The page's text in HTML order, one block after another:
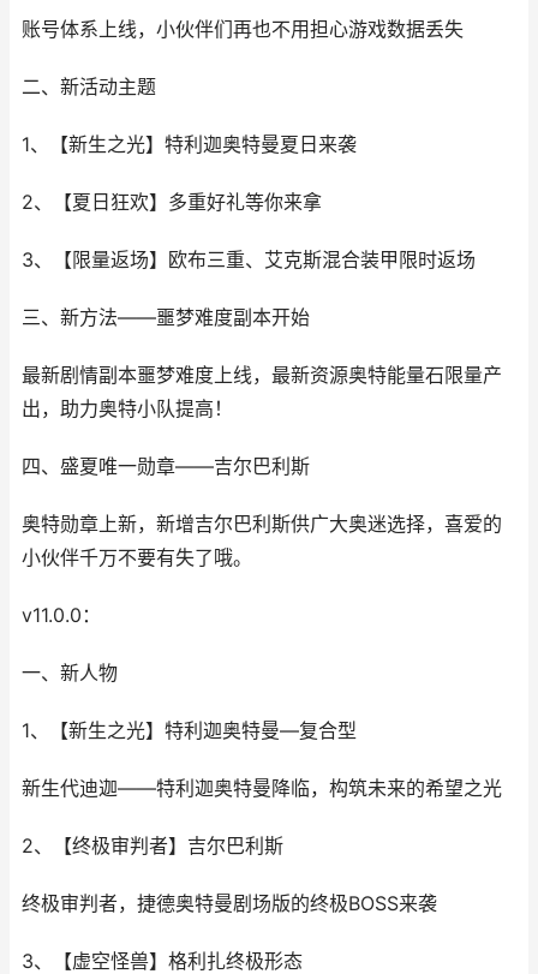
账号体系上线，小伙伴们再也不用担心游戏数据丢失
二、新活动主题
1、【新生之光】特利迦奥特曼夏日来袭
2、【夏日狂欢】多重好礼等你来拿
3、【限量返场】欧布三重、艾克斯混合装甲限时返场
三、新方法——噩梦难度副本开始
最新剧情副本噩梦难度上线，最新资源奥特能量石限量产
出，助力奥特小队提高！
四、盛夏唯一勋章——吉尔巴利斯
奥特勋章上新，新增吉尔巴利斯供广大奥迷选择，喜爱的
小伙伴千万不要有失了哦。
v11.0.0：
一、新人物
1、【新生之光】特利迦奥特曼—复合型
新生代迪迦——特利迦奥特曼降临，构筑未来的希望之光
2、【终极审判者】吉尔巴利斯
终极审判者，捷德奥特曼剧场版的终极BOSS来袭
3、【虚空怪兽】格利扎终极形态